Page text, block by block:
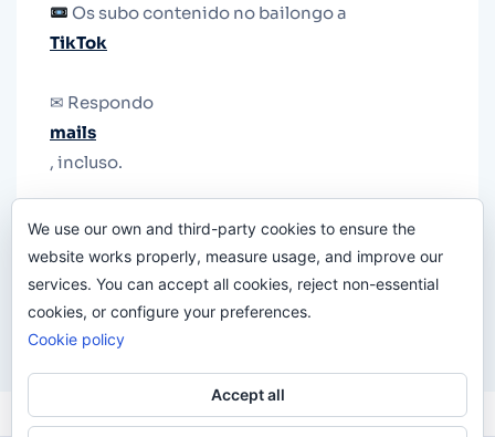
Os subo contenido no bailongo a
TikTok
✉ Respondo
mails
, incluso.
le quiten el teléfono.
We use our own and third-party cookies to ensure the
website works properly, measure usage, and improve our
services. You can accept all cookies, reject non-essential
cookies, or configure your preferences.
Cookie policy
Accept all